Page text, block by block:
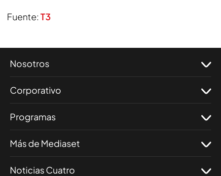
Fuente: T3
Nosotros
Corporativo
Programas
Más de Mediaset
Noticias Cuatro